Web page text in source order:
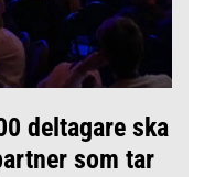
deltagare ska
som tar